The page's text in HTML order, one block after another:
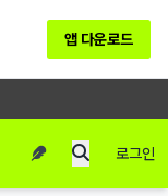
앱 다운로드
로그인